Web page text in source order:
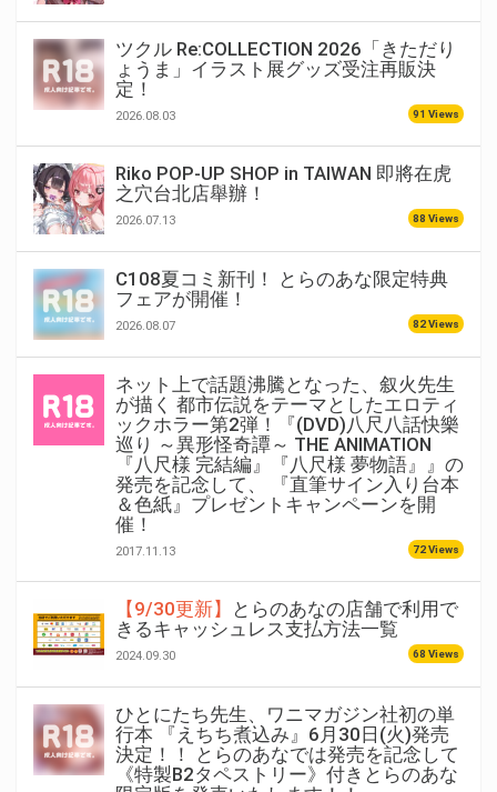
ツクル Re:COLLECTION 2026「きただり
ょうま」イラスト展グッズ受注再販決
定！
2026.08.03 91 Views
Riko POP-UP SHOP in TAIWAN 即將在虎
之穴台北店舉辦！
2026.07.13 88 Views
C108夏コミ新刊！ とらのあな限定特典
フェアが開催！
2026.08.07 82 Views
ネット上で話題沸騰となった、叙火先生
が描く 都市伝説をテーマとしたエロティ
ックホラー第2弾！『(DVD)八尺八話快樂
巡り ～異形怪奇譚～ THE ANIMATION
『八尺様 完結編』『八尺様 夢物語』』の
発売を記念して、 『直筆サイン入り台本
＆色紙』プレゼントキャンペーンを開
催！
2017.11.13 72 Views
【9/30更新】
とらのあなの店舗で利用で
きるキャッシュレス支払方法一覧
2024.09.30 68 Views
ひとにたち先生、ワニマガジン社初の単
行本 『えちち煮込み』6月30日(火)発売
決定！！ とらのあなでは発売を記念して
《特製B2タペストリー》付きとらのあな